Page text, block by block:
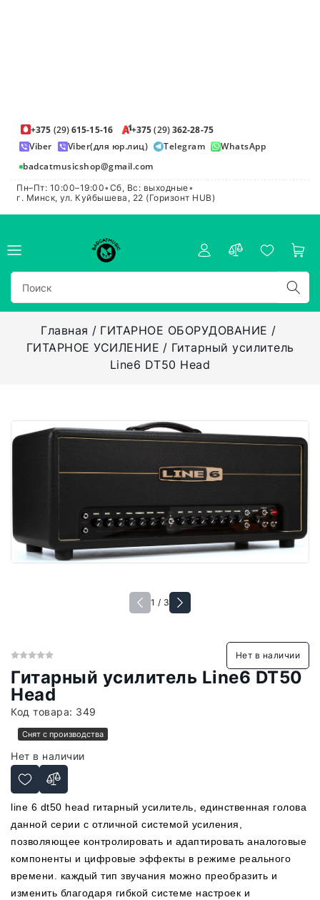
+375 (29)615-15-16 +375(29)362-28-75
Viber
Viber(для юр.лиц) Telegram
WhatsApp
badcatmusicshop@gmail.com
Пн–Пт: 10:00–19:00•Сб, Вс: выходные•
г. Минск, ул. Куйбышева, 22 (Горизонт HUB)
Главная
ГИТАРНОЕ ОБОРУДОВАНИЕ
ГИТАРНОЕ УСИЛЕНИЕ
Гитарный усилитель
Line6 DT50 Head
1 / 3
Нет в наличии
Гитарный усилитель Line6 DT50
Head
Код товара: 349
Снят с производства
Нет в наличии
line 6 dt50 head гитарный усилитель, единственная голова
данной серии с отличной системой усиления,
позволяющее контролировать и адаптировать аналоговые
компоненты и цифровые эффекты в режиме реального
времени. каждый тип звучания можно преобразить и
изменить благодаря гибкой системе настроек и